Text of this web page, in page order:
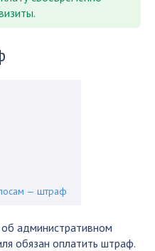
— штраф
административном
обязан оплатить штраф.